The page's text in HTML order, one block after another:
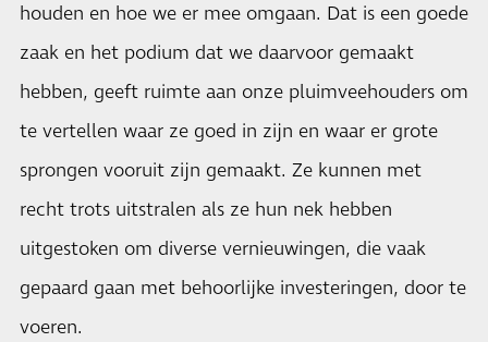
houden en hoe we er mee omgaan. Dat is een goede
zaak en het podium dat we daarvoor gemaakt
hebben, geeft ruimte aan onze pluimveehouders om
te vertellen waar ze goed in zijn en waar er grote
sprongen vooruit zijn gemaakt. Ze kunnen met
recht trots uitstralen als ze hun nek hebben
uitgestoken om diverse vernieuwingen, die vaak
gepaard gaan met behoorlijke investeringen, door te
voeren.